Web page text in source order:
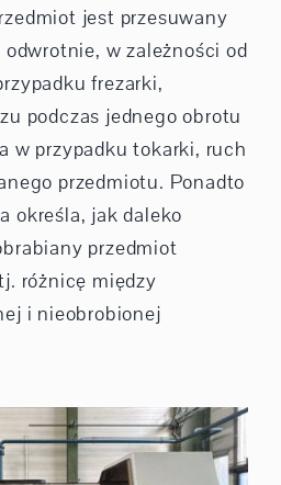
jest przesuwany
w zależności od
frezarki,
podczas jednego obrotu
w przypadku tokarki, ruch
przedmiotu. Ponadto
określa, jak daleko
przedmiot
różnicę między
i nieobrobionej